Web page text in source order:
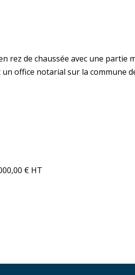
rez de chaussée avec une partie
office notarial sur la commune
€ HT